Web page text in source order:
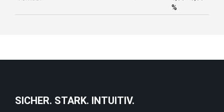
%
SICHER. STARK. INTUITIV.